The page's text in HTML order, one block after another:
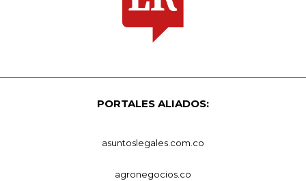
PORTALES ALIADOS:
asuntoslegales.com.co
agronegocios.co